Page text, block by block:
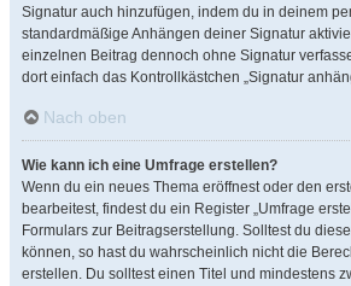
Signatur auch hinzufügen, indem du in deinem
standardmäßige Anhängen deiner Signatur
einzelnen Beitrag dennoch ohne Signatur
dort einfach das Kontrollkästchen „Signatur
Nach oben
Wie kann ich eine Umfrage erstellen?
Wenn du ein neues Thema eröffnest oder den
bearbeitest, findest du ein Register „Umfrage
Formulars zur Beitragserstellung. Solltest du
können, so hast du wahrscheinlich nicht die
erstellen. Du solltest einen Titel und mindestens